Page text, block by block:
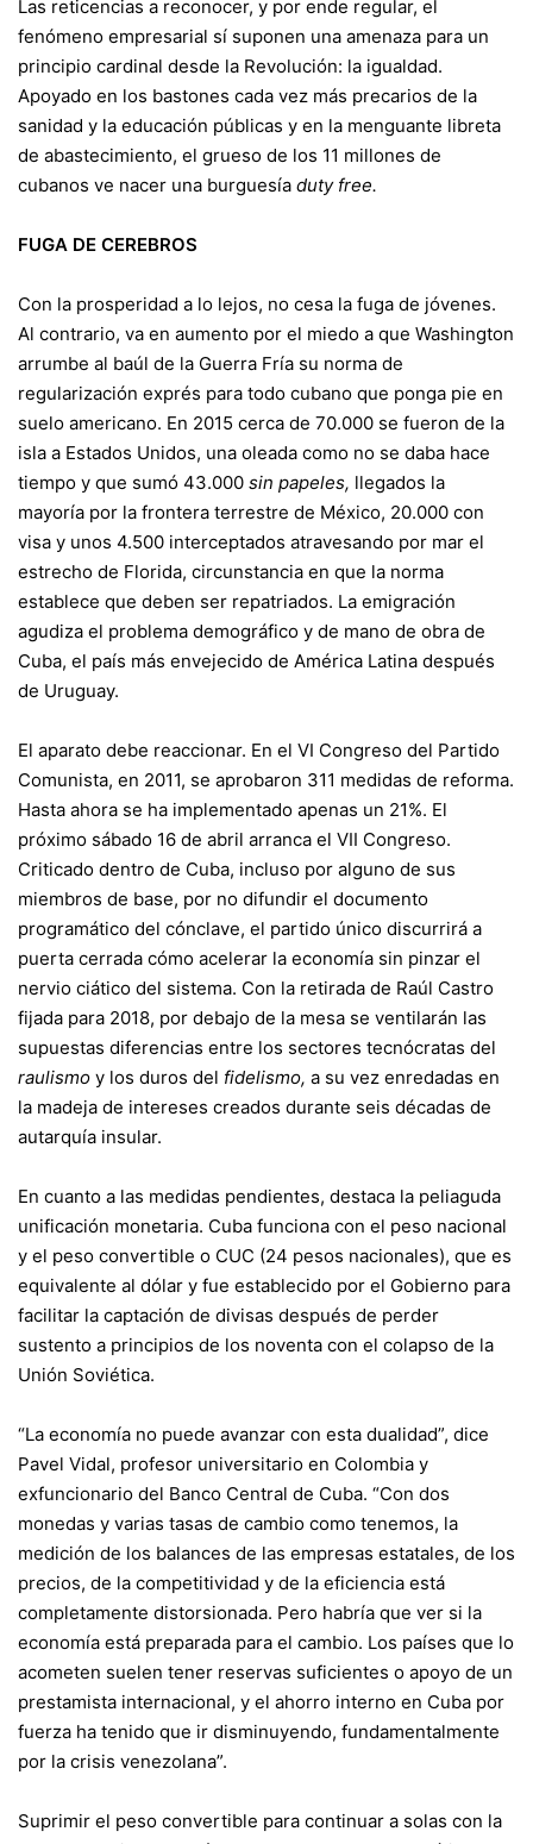
Las reticencias a reconocer, y por ende regular, el
fenómeno empresarial sí suponen una amenaza para un
principio cardinal desde la Revolución: la igualdad.
Apoyado en los bastones cada vez más precarios de la
sanidad y la educación públicas y en la menguante libreta
de abastecimiento, el grueso de los 11 millones de
cubanos ve nacer una burguesía duty free.
FUGA DE CEREBROS
Con la prosperidad a lo lejos, no cesa la fuga de jóvenes.
Al contrario, va en aumento por el miedo a que Washington
arrumbe al baúl de la Guerra Fría su norma de
regularización exprés para todo cubano que ponga pie en
suelo americano. En 2015 cerca de 70.000 se fueron de la
isla a Estados Unidos, una oleada como no se daba hace
tiempo y que sumó 43.000 sin papeles, llegados la
mayoría por la frontera terrestre de México, 20.000 con
visa y unos 4.500 interceptados atravesando por mar el
estrecho de Florida, circunstancia en que la norma
establece que deben ser repatriados. La emigración
agudiza el problema demográfico y de mano de obra de
Cuba, el país más envejecido de América Latina después
de Uruguay.
El aparato debe reaccionar. En el VI Congreso del Partido
Comunista, en 2011, se aprobaron 311 medidas de reforma.
Hasta ahora se ha implementado apenas un 21%. El
próximo sábado 16 de abril arranca el VII Congreso.
Criticado dentro de Cuba, incluso por alguno de sus
miembros de base, por no difundir el documento
programático del cónclave, el partido único discurrirá a
puerta cerrada cómo acelerar la economía sin pinzar el
nervio ciático del sistema. Con la retirada de Raúl Castro
fijada para 2018, por debajo de la mesa se ventilarán las
supuestas diferencias entre los sectores tecnócratas del
raulismo y los duros del fidelismo, a su vez enredadas en
la madeja de intereses creados durante seis décadas de
autarquía insular.
En cuanto a las medidas pendientes, destaca la peliaguda
unificación monetaria. Cuba funciona con el peso nacional
y el peso convertible o CUC (24 pesos nacionales), que es
equivalente al dólar y fue establecido por el Gobierno para
facilitar la captación de divisas después de perder
sustento a principios de los noventa con el colapso de la
Unión Soviética.
“La economía no puede avanzar con esta dualidad”, dice
Pavel Vidal, profesor universitario en Colombia y
exfuncionario del Banco Central de Cuba. “Con dos
monedas y varias tasas de cambio como tenemos, la
medición de los balances de las empresas estatales, de los
precios, de la competitividad y de la eficiencia está
completamente distorsionada. Pero habría que ver si la
economía está preparada para el cambio. Los países que lo
acometen suelen tener reservas suficientes o apoyo de un
prestamista internacional, y el ahorro interno en Cuba por
fuerza ha tenido que ir disminuyendo, fundamentalmente
por la crisis venezolana”.
Suprimir el peso convertible para continuar a solas con la